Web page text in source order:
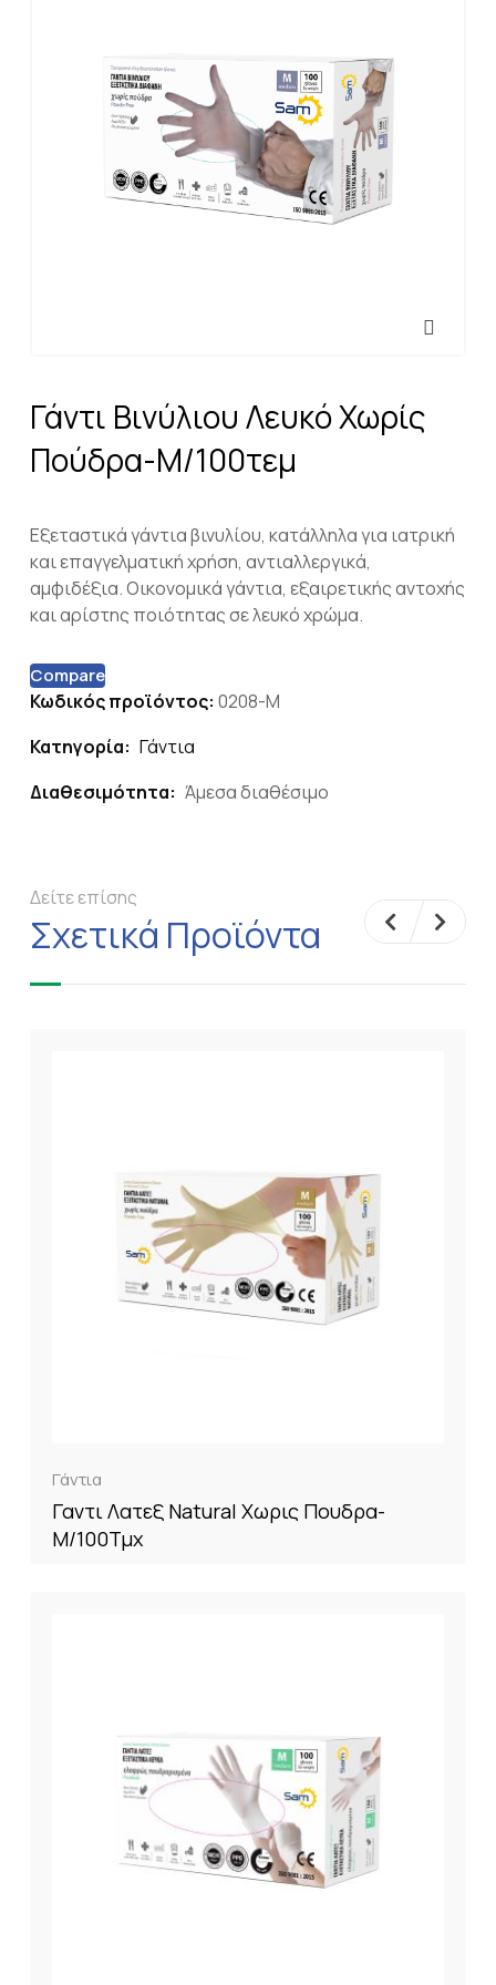
Γάντι Βινύλιου Λευκό Χωρίς
Πούδρα-M/100τεμ
Εξεταστικά γάντια βινυλίου, κατάλληλα για ιατρική
και επαγγελματική χρήση, αντιαλλεργικά,
αμφιδέξια. Oικονομικά γάντια, εξαιρετικής αντοχής
και αρίστης ποιότητας σε λευκό χρώμα.
Compare
Κωδικός προϊόντος: 0208-M
Κατηγορία: Γάντια
Διαθεσιμότητα: Άμεσα διαθέσιμο
Δείτε επίσης
Σχετικά Προϊόντα
Γάντια
Γαντι Λατεξ Natural Χωρις Πουδρα-
M/100Τμχ